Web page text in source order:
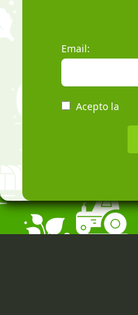
Email:
Acepto la